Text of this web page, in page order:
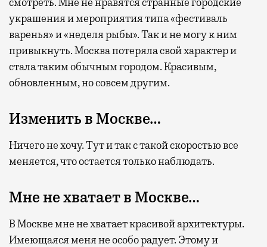
украшения и мероприятия типа «фестиваль
варенья» и «неделя рыбы». Так и не могу к ним
привыкнуть. Москва потеряла свой характер и
стала таким обычным городом. Красивым,
обновленным, но совсем другим.
Изменить в Москве…
Ничего не хочу. Тут и так с такой скоростью все
меняется, что остается только наблюдать.
Мне не хватает в Москве…
В Москве мне не хватает красивой архитектуры.
Имеющаяся меня не особо радует. Этому и